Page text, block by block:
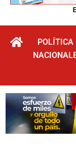
POLÍTICA